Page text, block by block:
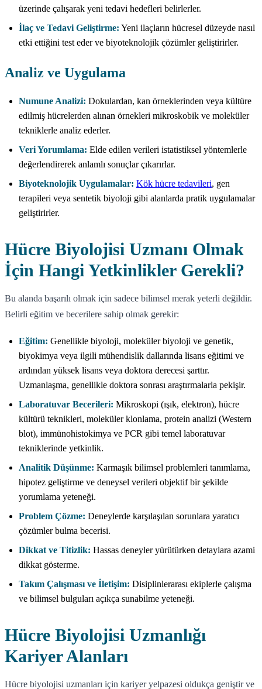
üzerinde çalışarak yeni tedavi hedefleri belirlerler.
İlaç ve Tedavi Geliştirme: Yeni ilaçların hücresel düzeyde nasıl
etki ettiğini test eder ve biyoteknolojik çözümler geliştirirler.
Analiz ve Uygulama
Numune Analizi: Dokulardan, kan örneklerinden veya kültüre
edilmiş hücrelerden alınan örnekleri mikroskobik ve moleküler
tekniklerle analiz ederler.
Veri Yorumlama: Elde edilen verileri istatistiksel yöntemlerle
değerlendirerek anlamlı sonuçlar çıkarırlar.
Biyoteknolojik Uygulamalar: Kök hücre tedavileri, gen
terapileri veya sentetik biyoloji gibi alanlarda pratik uygulamalar
geliştirirler.
Hücre Biyolojisi Uzmanı Olmak
İçin Hangi Yetkinlikler Gerekli?
Bu alanda başarılı olmak için sadece bilimsel merak yeterli değildir.
Belirli eğitim ve becerilere sahip olmak gerekir:
Eğitim: Genellikle biyoloji, moleküler biyoloji ve genetik,
biyokimya veya ilgili mühendislik dallarında lisans eğitimi ve
ardından yüksek lisans veya doktora derecesi şarttır.
Uzmanlaşma, genellikle doktora sonrası araştırmalarla pekişir.
Laboratuvar Becerileri: Mikroskopi (ışık, elektron), hücre
kültürü teknikleri, moleküler klonlama, protein analizi (Western
blot), immünohistokimya ve PCR gibi temel laboratuvar
tekniklerinde yetkinlik.
Analitik Düşünme: Karmaşık bilimsel problemleri tanımlama,
hipotez geliştirme ve deneysel verileri objektif bir şekilde
yorumlama yeteneği.
Problem Çözme: Deneylerde karşılaşılan sorunlara yaratıcı
çözümler bulma becerisi.
Dikkat ve Titizlik: Hassas deneyler yürütürken detaylara azami
dikkat gösterme.
Takım Çalışması ve İletişim: Disiplinlerarası ekiplerle çalışma
ve bilimsel bulguları açıkça sunabilme yeteneği.
Hücre Biyolojisi Uzmanlığı
Kariyer Alanları
Hücre biyolojisi uzmanları için kariyer yelpazesi oldukça geniştir ve